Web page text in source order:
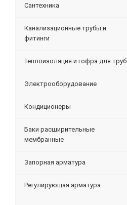
Сантехника
Канализационные трубы и
фитинги
Теплоизоляция и гофра для труб
Электрооборудование
Кондиционеры
Баки расширительные
мембранные
Запорная арматура
Регулирующая арматура